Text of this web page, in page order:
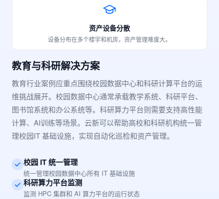
资产设备分散
设备分布在多个楼宇和机房，资产管理难度大。
教育与科研解决方案
教育行业案例应重点围绕校园数据中心和科研计算平台的运
维挑战展开。校园数据中心通常承载教学系统、科研平台、
图书馆系统和办公系统等。科研算力平台则需要支持高性能
计算、AI训练等场景。云新可以帮助高校和科研机构统一管
理校园IT 基础设施，实现自动化巡检和资产管理。
校园 IT 统一管理
统一管理校园数据中心所有 IT 基础设施
科研算力平台监测
监测 HPC 集群和 AI 算力平台的运行状态